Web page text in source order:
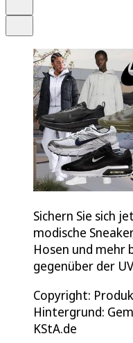
Sichern Sie sich
modische
Hosen und mehr
gegenüber der
Copyright:
Hintergrund:
KStA.de